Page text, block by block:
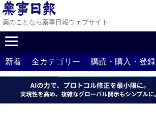
薬のことなら薬事日報ウェブサイト
新着 全カテゴリー 購読・購入・登録